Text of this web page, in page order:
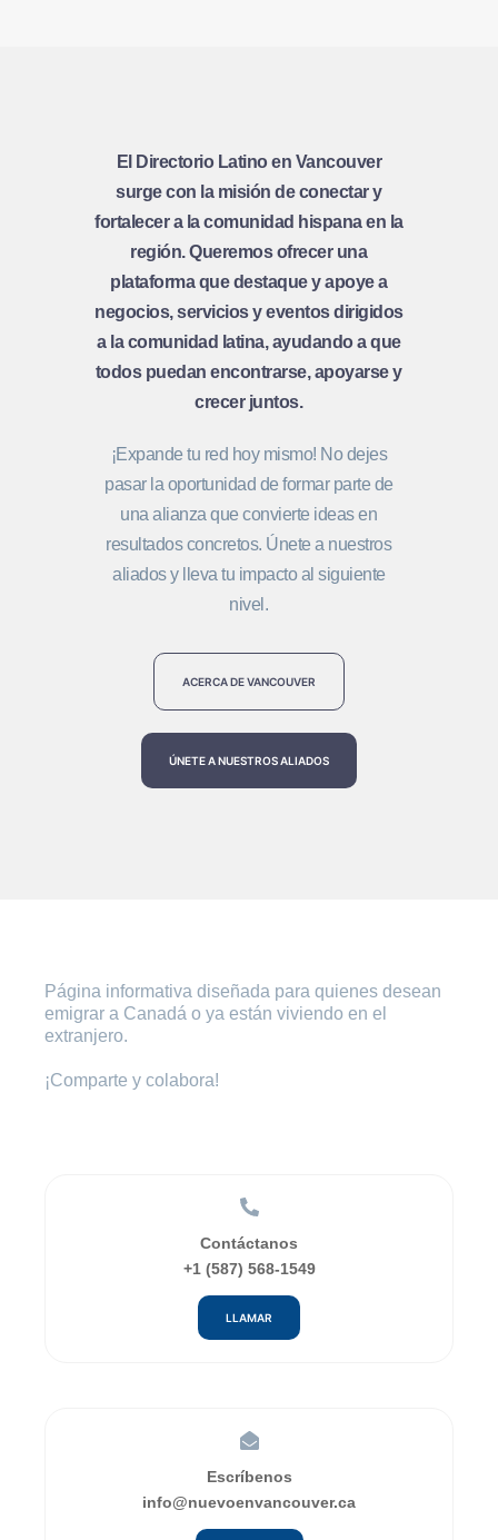
El Directorio Latino en Vancouver
surge con la misión de conectar y
fortalecer a la comunidad hispana en la
región. Queremos ofrecer una
plataforma que destaque y apoye a
negocios, servicios y eventos dirigidos
a la comunidad latina, ayudando a que
todos puedan encontrarse, apoyarse y
crecer juntos.
¡Expande tu red hoy mismo! No dejes
pasar la oportunidad de formar parte de
una alianza que convierte ideas en
resultados concretos. Únete a nuestros
aliados y lleva tu impacto al siguiente
nivel.
ACERCA DE VANCOUVER
ÚNETE A NUESTROS ALIADOS
Página informativa diseñada para quienes desean
emigrar a Canadá o ya están viviendo en el
extranjero.
¡Comparte y colabora!
Contáctanos
+1 (587) 568-1549
LLAMAR
Escríbenos
info@nuevoenvancouver.ca